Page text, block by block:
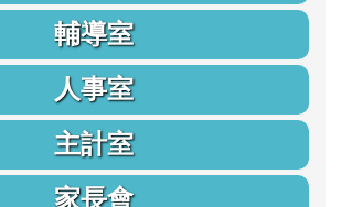
輔導室
人事室
主計室
家長會